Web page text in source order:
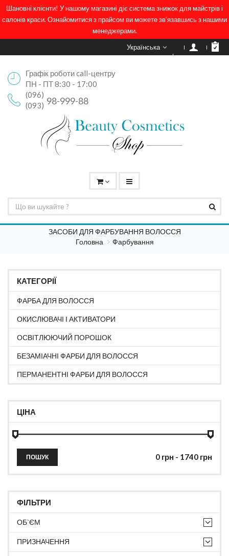
Шановні клієнти! У нашому магазині діє система знижок для майстрів і
салонів краси. Ознайомитися з прайсом ви можете зв'язавшись з нашими
менеджерами.
Українська
Графік роботи call-центру
ПН - ПТ 8:30 - 17:00
(096)
98-999-88
(093)
ЗАСОБИ ДЛЯ ФАРБУВАННЯ ВОЛОССЯ
Головна
Фарбування
КАТЕГОРІЇ
ФАРБА ДЛЯ ВОЛОССЯ
ОКИСЛЮВАЧІ І АКТИВАТОРИ
ОСВІТЛЮЮЧИЙ ПОРОШОК
БЕЗАМІАЧНІ ФАРБИ ДЛЯ ВОЛОССЯ
ПЕРМАНЕНТНІ ФАРБИ ДЛЯ ВОЛОССЯ
ЦІНА
ПОШУК
ФІЛЬТРИ
ОБ`ЄМ
ПРИЗНАЧЕННЯ